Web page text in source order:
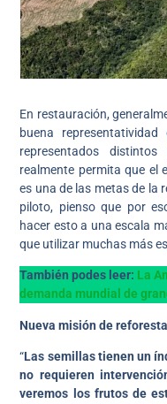
En restauración,
buena
representados
realmente permita que el
es una de las metas de la
piloto, pienso que por
hacer esto a una escala
que utilizar muchas más
También podes leer: La
demanda mundial de
Nueva misión de
“Las semillas tienen un
no requieren
veremos los frutos de